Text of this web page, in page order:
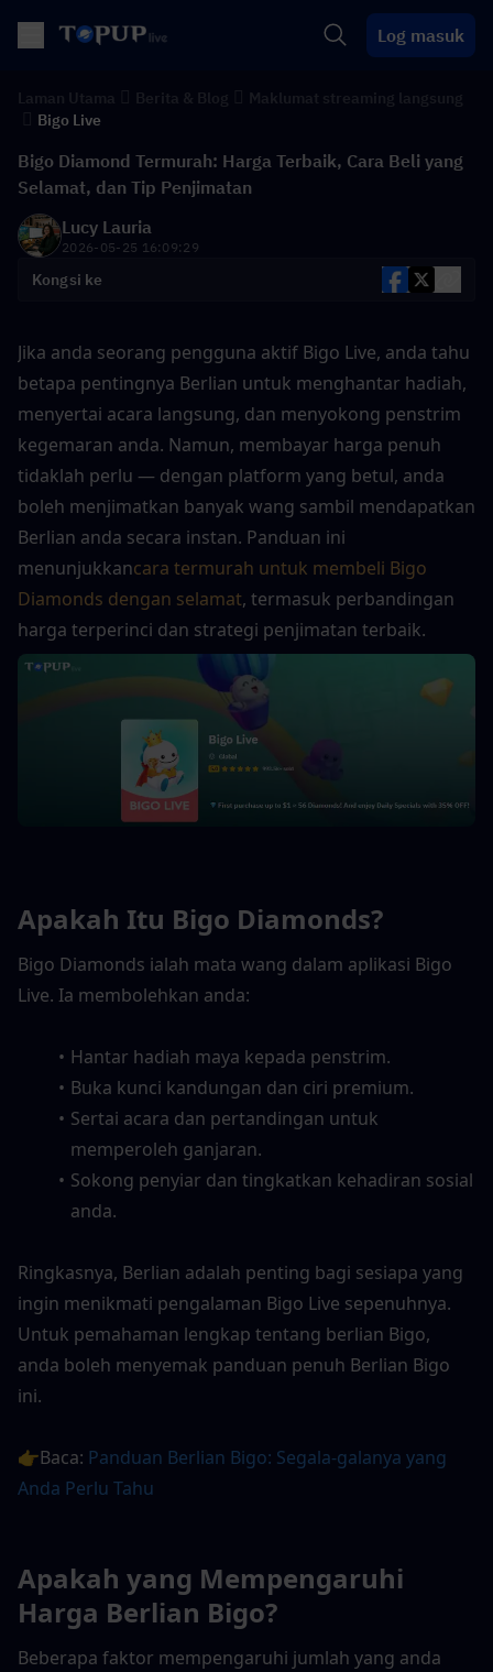
Log masuk
Bigo Live
Bigo Diamond Termurah: Harga Terbaik, Cara Beli yang
Selamat, dan Tip Penjimatan
Lucy Lauria
2026-05-25 16:09:29
Kongsi ke
Jika anda seorang pengguna aktif Bigo Live, anda tahu
betapa pentingnya Berlian untuk menghantar hadiah,
menyertai acara langsung, dan menyokong penstrim
kegemaran anda. Namun, membayar harga penuh
tidaklah perlu — dengan platform yang betul, anda
boleh menjimatkan banyak wang sambil mendapatkan
Berlian anda secara instan. Panduan ini
menunjukkancara termurah untuk membeli Bigo
Diamonds dengan selamat, termasuk perbandingan
harga terperinci dan strategi penjimatan terbaik.
Apakah Itu Bigo Diamonds?
Bigo Diamonds ialah mata wang dalam aplikasi Bigo
Live. Ia membolehkan anda:
Hantar hadiah maya kepada penstrim.
Buka kunci kandungan dan ciri premium.
Sertai acara dan pertandingan untuk
memperoleh ganjaran.
Sokong penyiar dan tingkatkan kehadiran sosial
anda.
Ringkasnya, Berlian adalah penting bagi sesiapa yang
ingin menikmati pengalaman Bigo Live sepenuhnya.
Untuk pemahaman lengkap tentang berlian Bigo,
anda boleh menyemak panduan penuh Berlian Bigo
ini.
👉Baca: Panduan Berlian Bigo: Segala-galanya yang
Anda Perlu Tahu
Apakah yang Mempengaruhi
Harga Berlian Bigo?
Beberapa faktor mempengaruhi jumlah yang anda